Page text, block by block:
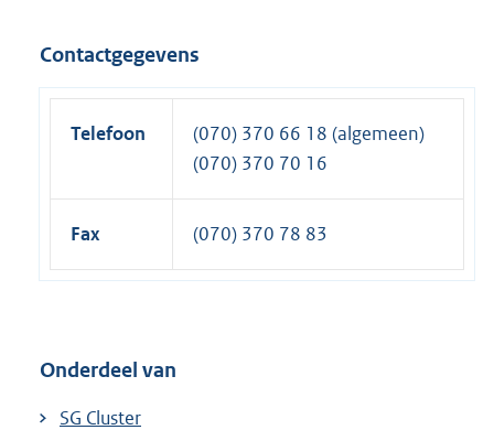
Contactgegevens
Telefoon
(070) 370 66 18 (algemeen)
(070) 370 70 16
Fax (070) 370 78 83
Onderdeel van
SG Cluster